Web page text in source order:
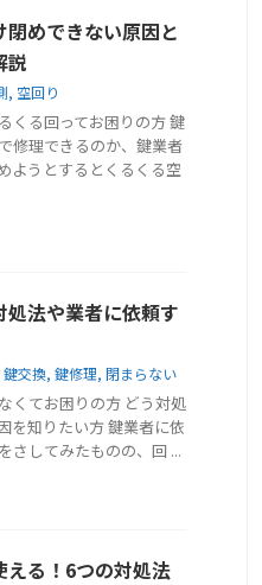
めできない原因と
説
, 空回り
くる回ってお困りの方 鍵
修理できるのか、鍵業者
ようとするとくるくる空
法や業者に依頼す
鍵交換, 鍵修理, 閉まらない
くてお困りの方 どう対処
を知りたい方 鍵業者に依
さしてみたものの、回 ...
る！6つの対処法